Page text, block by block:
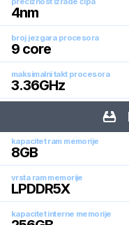
4nm
broj jezgara procesora
9 core
maksimalni takt procesora
3.36GHz
kapacitet ram memorije
8GB
vrsta ram memorije
LPDDR5X
kapacitet interne memorije